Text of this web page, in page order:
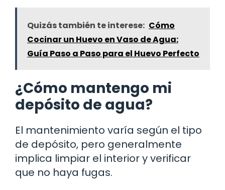
Quizás también te interese: Cómo
Cocinar un Huevo en Vaso de Agua:
Guía Paso a Paso para el Huevo Perfecto
¿Cómo mantengo mi
depósito de agua?
El mantenimiento varía según el tipo
de depósito, pero generalmente
implica limpiar el interior y verificar
que no haya fugas.